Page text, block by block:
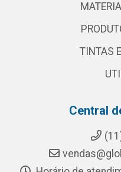
TINTAS
Central